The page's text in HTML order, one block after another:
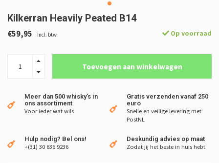
Kilkerran Heavily Peated B14
€59,95 Incl. btw Op voorraad
Toevoegen aan winkelwagen
Meer dan 500 whisky's in
ons assortiment
Voor ieder wat wils
Gratis verzenden vanaf 250
euro
Snelle en veilige levering met
PostNL
Hulp nodig? Bel ons!
+(31) 30 636 9236
Deskundig advies op maat
Zodat jij het beste in huis hebt